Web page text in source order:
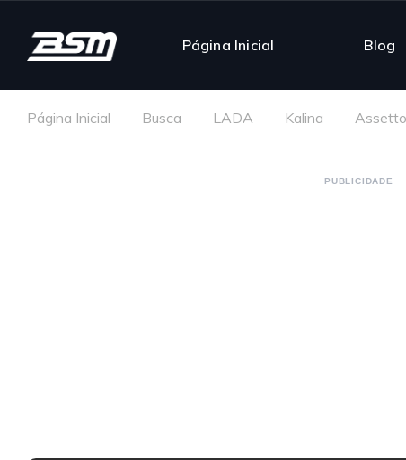
Página Inicial Blog
Página Inicial Busca LADA Kalina
PUBLICIDADE